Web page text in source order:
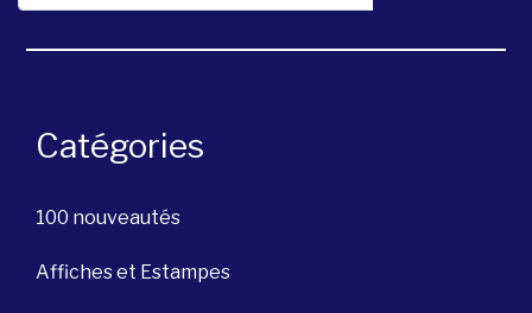
Catégories
100 nouveautés
Affiches et Estampes